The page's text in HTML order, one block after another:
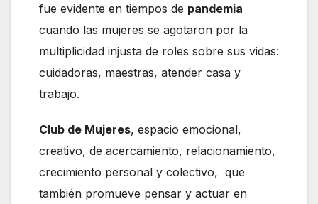
fue evidente en tiempos de pandemia
cuando las mujeres se agotaron por la
multiplicidad injusta de roles sobre sus vidas:
cuidadoras, maestras, atender casa y
trabajo.
Club de Mujeres, espacio emocional,
creativo, de acercamiento, relacionamiento,
crecimiento personal y colectivo, que
también promueve pensar y actuar en